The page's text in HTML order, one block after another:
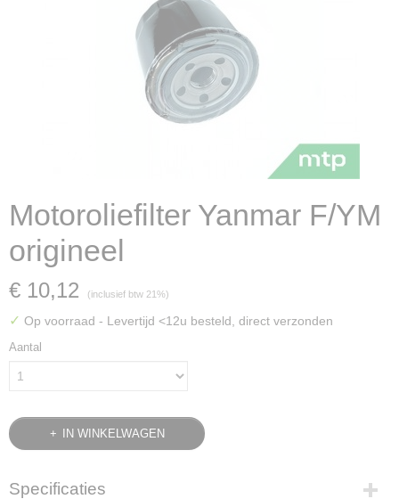
Motoroliefilter Yanmar F/YM
origineel
€ 10,12 (inclusief btw 21%)
✓ Op voorraad - Levertijd <12u besteld, direct verzonden
Aantal
IN WINKELWAGEN
Specificaties